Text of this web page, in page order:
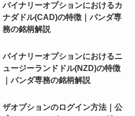
バイナリーオプションにおけるカ
ナダドル(CAD)の特徴｜パンダ専
務の銘柄解説
バイナリーオプションにおけるニ
ュージーランドドル(NZD)の特徴
｜パンダ専務の銘柄解説
ザオプションのログイン方法｜公